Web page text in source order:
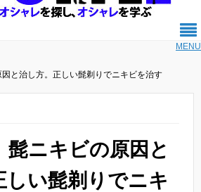
MENU
因と治し方。正しい髭剃りでニキビを治す
髭ニキビの原因と
しい髭剃りでニキ